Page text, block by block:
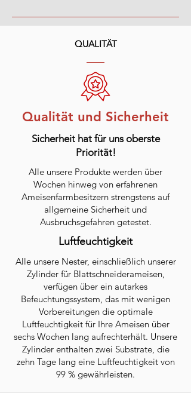
QUALITÄT
Qualität und Sicherheit
Sicherheit hat für uns oberste
Priorität!
Alle unsere Produkte werden über
Wochen hinweg von erfahrenen
Ameisenfarmbesitzern strengstens auf
allgemeine Sicherheit und
Ausbruchsgefahren getestet.
Luftfeuchtigkeit
Alle unsere Nester, einschließlich unserer
Zylinder für Blattschneiderameisen,
verfügen über ein autarkes
Befeuchtungssystem, das mit wenigen
Vorbereitungen die optimale
Luftfeuchtigkeit für Ihre Ameisen über
sechs Wochen lang aufrechterhält. Unsere
Zylinder enthalten zwei Substrate, die
zehn Tage lang eine Luftfeuchtigkeit von
99 % gewährleisten.